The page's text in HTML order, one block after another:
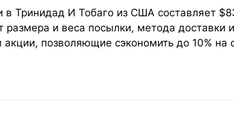
Тринидад И Тобаго из США составляет
и веса посылки, метода доставки
позволяющие сэкономить до 10% на